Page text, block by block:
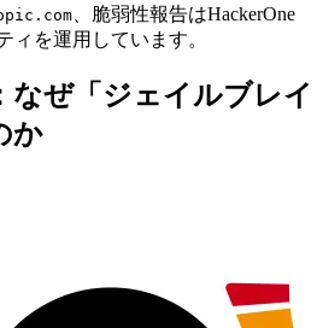
、脆弱性報告はHackerOne
ィを運用しています。
なぜ「ジェイルブレイ
か